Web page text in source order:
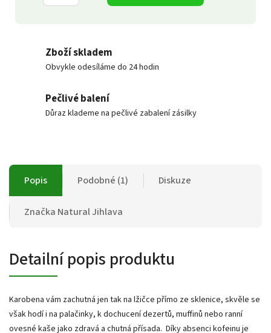
Zboží skladem
Obvykle odesíláme do 24 hodin
Pečlivé balení
Důraz klademe na pečlivé zabalení zásilky
Popis Podobné (1) Diskuze
Značka Natural Jihlava
Detailní popis produktu
Karobena vám zachutná jen tak na lžičce přímo ze sklenice, skvěle se
však hodí i na palačinky, k dochucení dezertů, muffinů nebo ranní
ovesné kaše jako zdravá a chutná přísada. Díky absenci kofeinu je